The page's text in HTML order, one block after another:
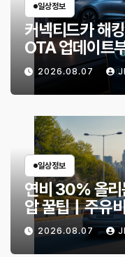
일상정보
커넥티드카 해
OTA 업데이트
인할 것은?
2026.08.07
일상정보
연비 30% 올리
압 꿀팁｜주유
2026.08.07